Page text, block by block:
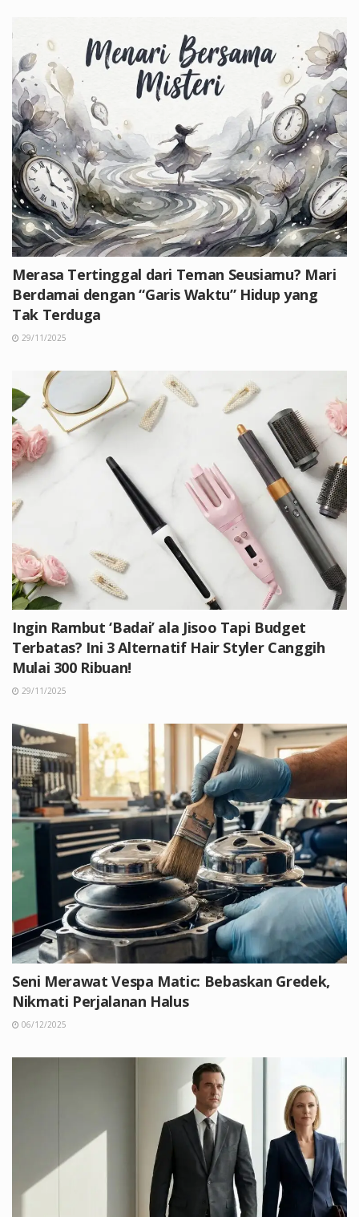
Merasa Tertinggal dari Teman Seusiamu? Mari
Berdamai dengan “Garis Waktu” Hidup yang
Tak Terduga
29/11/2025
Ingin Rambut ‘Badai’ ala Jisoo Tapi Budget
Terbatas? Ini 3 Alternatif Hair Styler Canggih
Mulai 300 Ribuan!
29/11/2025
Seni Merawat Vespa Matic: Bebaskan Gredek,
Nikmati Perjalanan Halus
06/12/2025